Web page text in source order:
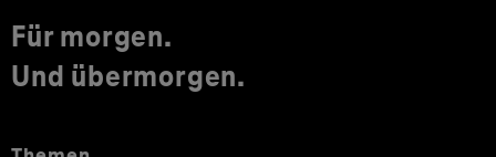
Für morgen.
Und übermorgen.